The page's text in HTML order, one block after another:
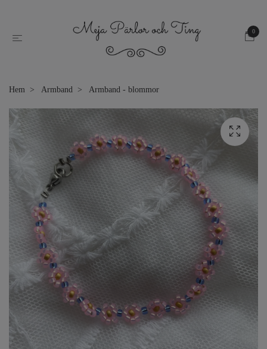
0
Hem Armband Armband - blommor